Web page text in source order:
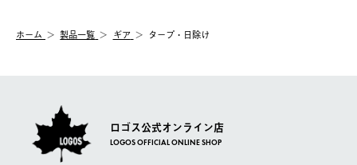
【配送業者】
佐川急便にて配送されます。
一度お手元の商品を返品いただき、ご希望商品を再注文してくだ
ホーム 製品一覧 ギア タープ・日除け
ロゴス公式オンライン店
LOGOS OFFICIAL ONLINE SHOP